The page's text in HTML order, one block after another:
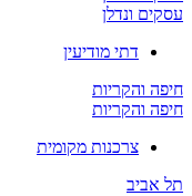
עסקים ונדלן
דתי מודיעין
חיפה והקריות
חיפה והקריות
צרכנות מקומית
תל אביב